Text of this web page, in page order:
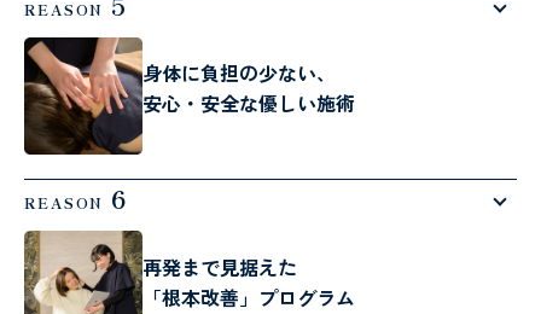
REASON
身体に負担の少ない、
安心・安全な優しい施術
REASON 6
再発まで見据えた
「根本改善」プログラム